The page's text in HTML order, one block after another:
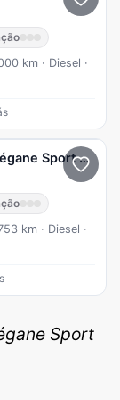
km · Diesel ·
Limited
Sport Tourer
km · Diesel ·
Sport